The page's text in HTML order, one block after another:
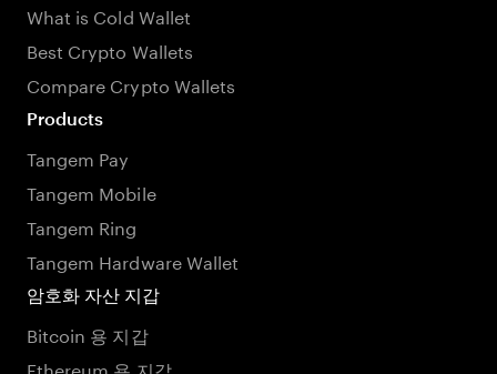
What is Cold Wallet
Best Crypto Wallets
Compare Crypto Wallets
Products
Tangem Pay
Tangem Mobile
Tangem Ring
Tangem Hardware Wallet
암호화 자산 지갑
Bitcoin 용 지갑
Ethereum 용 지갑